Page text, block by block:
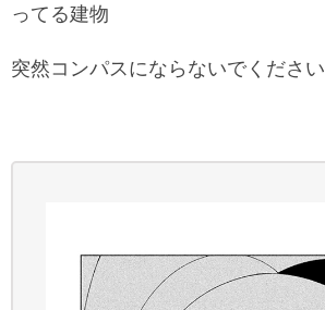
ってる建物
突然コンパスにならないでください